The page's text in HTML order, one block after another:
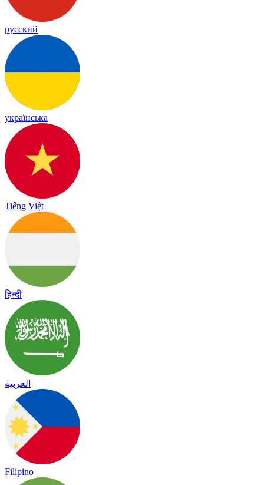
русский
українська
Tiếng Việt
हिन्दी
العربية
Filipino